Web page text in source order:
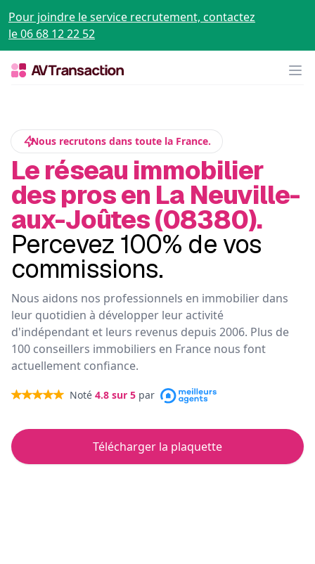
Pour joindre le service recrutement, contactez
le 06 68 12 22 52
Nous recrutons dans toute la France.
Le réseau immobilier
des pros en La Neuville-
aux-Joûtes (08380).
Percevez 100% de vos
commissions.
Nous aidons nos professionnels en immobilier dans
leur quotidien à développer leur activité
d'indépendant et leurs revenus depuis 2006. Plus de
100 conseillers immobiliers en France nous font
actuellement confiance.
Noté 4.8 sur 5 par
Télécharger la plaquette